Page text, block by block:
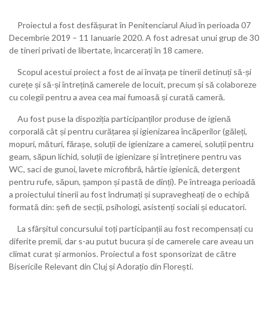
Proiectul a fost desfășurat în Penitenciarul Aiud în perioada 07
Decembrie 2019 – 11 Ianuarie 2020. A fost adresat unui grup de 30
de tineri privati de libertate, încarcerați în 18 camere.
Scopul acestui proiect a fost de ai învața pe tinerii detinuți să-și
curețe și să-și întrețină camerele de locuit, precum și să colaboreze
cu colegii pentru a avea cea mai fumoasă și curată cameră.
Au fost puse la dispoziția participanților produse de igienă
corporală cât și pentru curățarea și igienizarea încăperilor (găleți,
mopuri, mături, fărașe, soluții de igienizare a camerei, soluții pentru
geam, săpun lichid, soluții de igienizare și întreținere pentru vas
WC, saci de gunoi, lavete microfibră, hârtie igienică, detergent
pentru rufe, săpun, șampon și pastă de dinți). Pe întreaga perioadă
a proiectului tinerii au fost îndrumați și supravegheați de o echipă
formată din: șefi de secții, psihologi, asistenți sociali și educatori.
La sfârșitul concursului toți participanții au fost recompensați cu
diferite premii, dar s-au putut bucura și de camerele care aveau un
climat curat și armonios. Proiectul a fost sponsorizat de către
Bisericile Relevant din Cluj și Adorațio din Florești.